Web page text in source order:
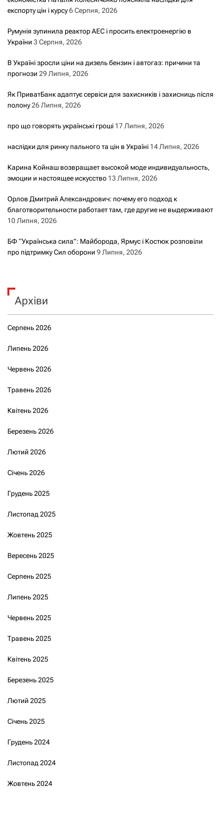
експорту цін і курсу6 Серпня, 2026
Румунія зупинила реактор АЕС і просить електроенергію в
України 3 Серпня, 2026
В Україні зросли ціни на дизель бензин і автогаз: причини та
прогнози 29 Липня, 2026
Як ПриватБанк адаптує сервіси для захисників і захисниць після
полону26 Липня, 2026
про що говорять українські гроші 17 Липня, 2026
наслідки для ринку пального та цін в Україні 14 Липня, 2026
Карина Койнаш возвращает высокой моде индивидуальность,
эмоции и настоящее искусство 13 Липня, 2026
Орлов Дмитрий Александрович: почему его подход к
благотворительности работает там, где другие не выдерживают
10 Липня, 2026
БФ “Українська сила”: Майборода, Ярмус і Костюк розповіли
про підтримку Сил оборони 9 Липня, 2026
Архіви
Серпень 2026
Липень 2026
Червень 2026
Травень 2026
Квітень 2026
Березень 2026
Лютий 2026
Січень 2026
Грудень 2025
Листопад 2025
Жовтень 2025
Вересень 2025
Серпень 2025
Липень 2025
Червень 2025
Травень 2025
Квітень 2025
Березень 2025
Лютий 2025
Січень 2025
Грудень 2024
Листопад 2024
Жовтень 2024